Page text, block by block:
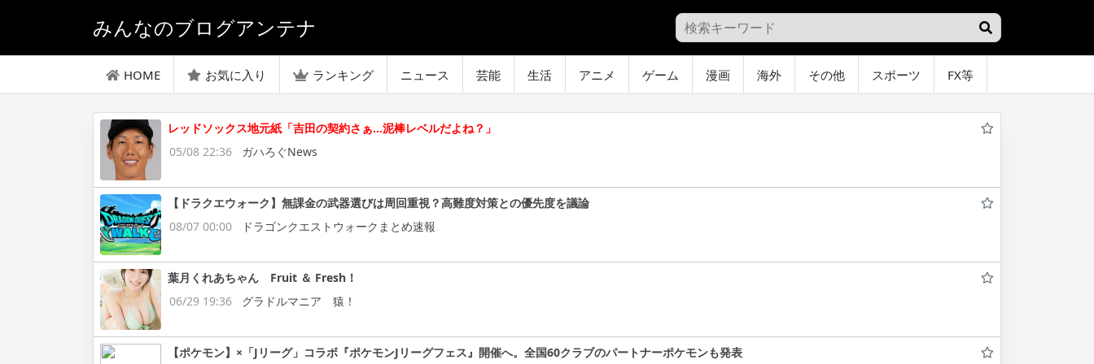
みんなのブログアンテナ
HOME お気に入り ランキング ニュース 芸能 生活 アニメ ゲーム 漫画 海外 その他 スポーツ FX等
レッドソックス地元紙「吉田の契約さぁ…泥棒レベルだよね？」
05/08 22:36
ガハろぐNews
【ドラクエウォーク】無課金の武器選びは周回重視？高難度対策との優先度を議論
08/07 00:00
ドラゴンクエストウォークまとめ速報
葉月くれあちゃん Fruit ＆ Fresh！
06/29 19:36
グラドルマニア 猿！
【ポケモン】×「Jリーグ」コラボ『ポケモンJリーグフェス』開催へ。全国60クラブのパートナーポケモンも発表